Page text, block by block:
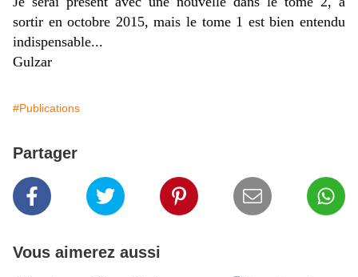
sortir en octobre 2015, mais le tome 1 est bien entendu
indispensable...
Gulzar
#Publications
Partager
Vous aimerez aussi